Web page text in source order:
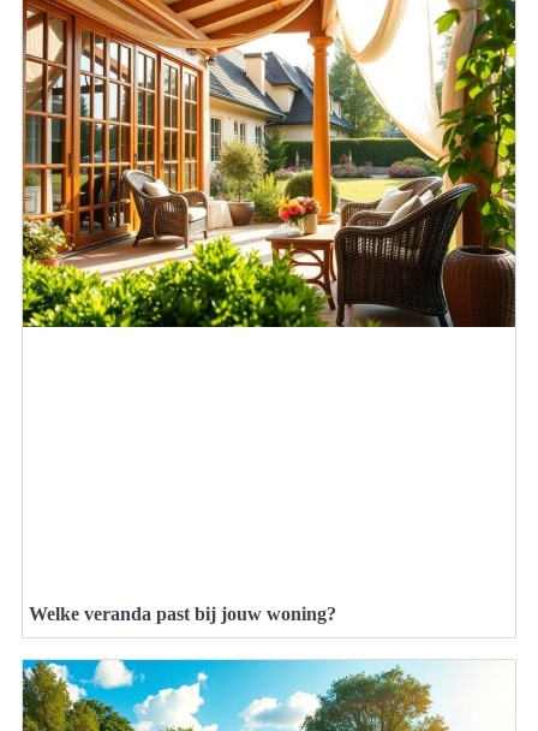
Welke veranda past bij jouw woning?